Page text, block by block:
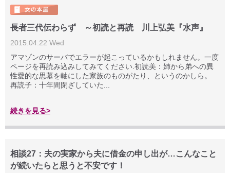
長者三代伝わらず ～初読と再読 川上弘美『水声』
2015.04.22 Wed
アマゾンのサーバでエラーが起こっているかもしれません。一度
ページを再読み込みしてみてください.初読美：姉から弟への異
性愛的な思慕を軸にした家族のものがたり、というのかしら。
再読子：十年間閉ざしていた...
続きを見る>
相談27：夫の実家から夫に借金の申し出が…こんなこと
が続いたらと思うと不安です！